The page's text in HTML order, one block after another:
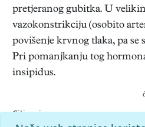
pretjeranog gubitka. U
vazokonstrikciju (osobito
povišenje krvnog tlaka, pa se
Pri pomanjkanju tog
insipidus.
Citiranje: